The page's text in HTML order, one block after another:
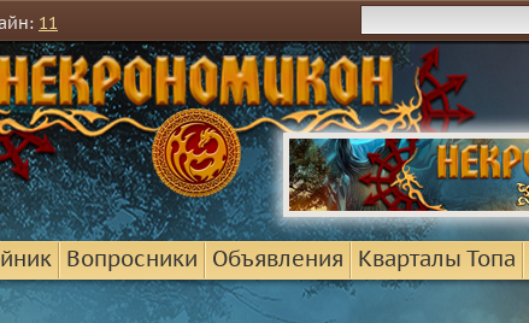
11
Вопросники Объявления Кварталы Топа